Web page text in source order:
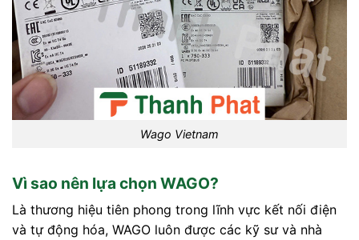
Wago Vietnam
Vì sao nên lựa chọn WAGO?
Là thương hiệu tiên phong trong lĩnh vực kết nối điện
và tự động hóa, WAGO luôn được các kỹ sư và nhà